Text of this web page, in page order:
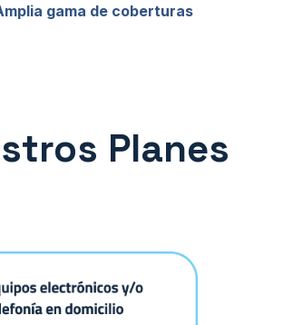
gama de coberturas
Planes